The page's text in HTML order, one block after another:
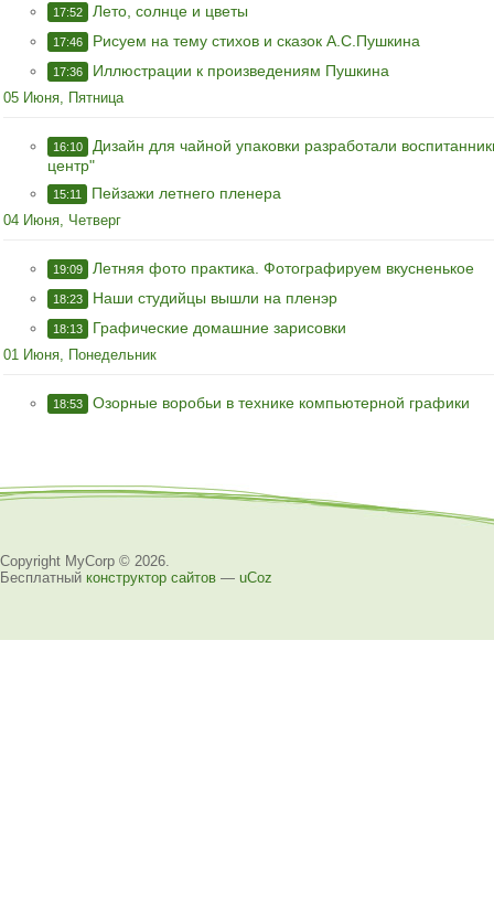
17:52 Лето, солнце и цветы
17:46 Рисуем на тему стихов и сказок А.С.Пушкина
17:36 Иллюстрации к произведениям Пушкина
05 Июня, Пятница
16:10
Дизайн для чайной упаковки разработали
центр"
15:11 Пейзажи летнего пленера
04 Июня, Четверг
19:09 Летняя фото практика. Фотографируем вкусненькое
18:23 Наши студийцы вышли на пленэр
18:13 Графические домашние зарисовки
01 Июня, Понедельник
18:53 Озорные воробьи в технике компьютерной графики
Copyright MyCorp © 2026
Бесплатный конструктор сайтов — uCoz